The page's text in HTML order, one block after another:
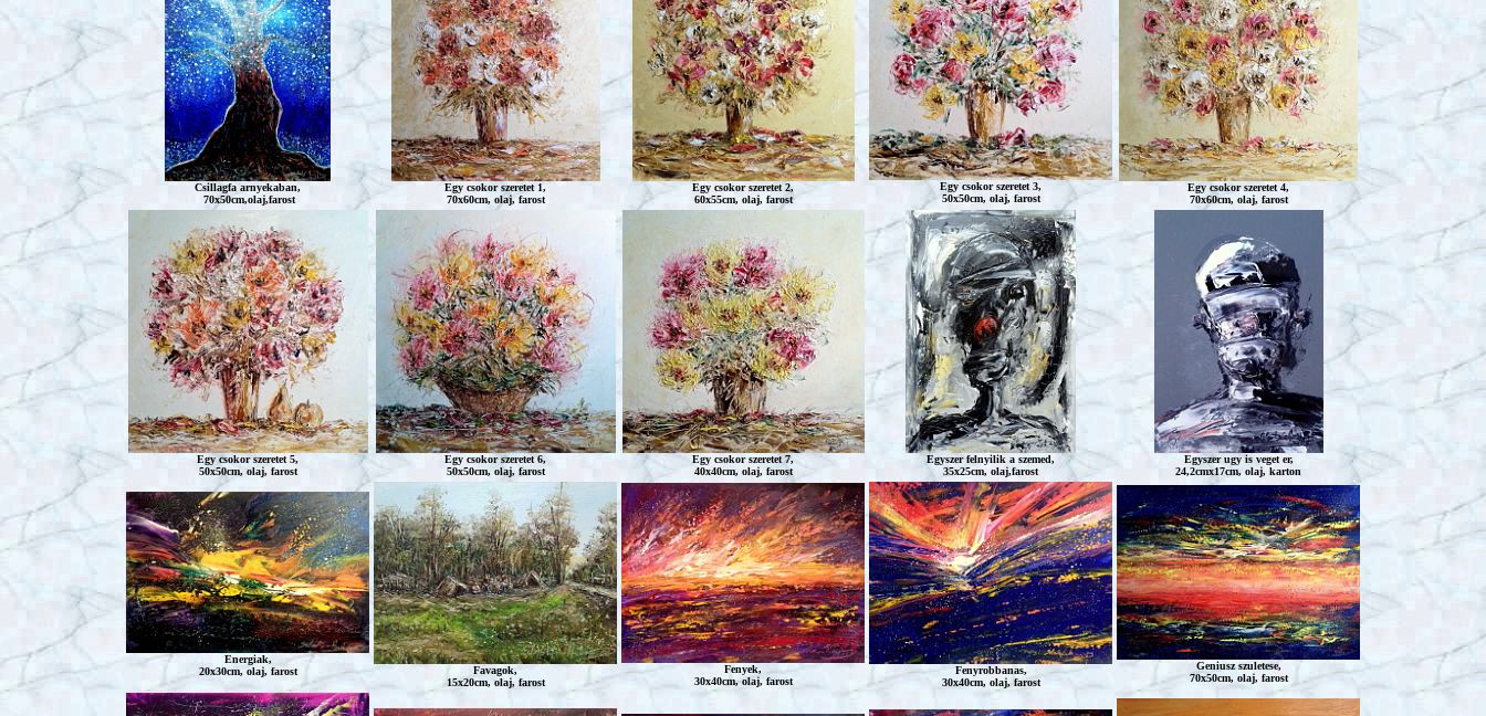
Csillagfa arnyekaban,
70x50cm,olaj,farost
Egy csokor szeretet 1,
70x60cm, olaj, farost
Egy csokor szeretet 2,
60x55cm, olaj, farost
Egy csokor szeretet 3,
50x50cm, olaj, farost
Egy csokor szeretet 4,
70x60cm, olaj, farost
Egy csokor szeretet 5,
50x50cm, olaj, farost
Egy csokor szeretet 6,
50x50cm, olaj, farost
Egy csokor szeretet 7,
40x40cm, olaj, farost
Egyszer felnyilik a szemed,
35x25cm, olaj,farost
Egyszer ugy is veget er,
24,2cmx17cm, olaj, karton
Energiak,
20x30cm, olaj, farost
Favagok,
15x20cm, olaj, farost
Fenyek,
30x40cm, olaj, farost
Fenyrobbanas,
30x40cm, olaj, farost
Geniuszszuletese,
70x50cm, olaj, farost